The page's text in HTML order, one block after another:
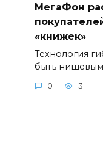
МегаФон
«книжек»
Технология
быть
0 3